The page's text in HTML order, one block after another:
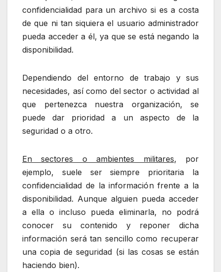
confidencialidad para un archivo si es a costa
de que ni tan siquiera el usuario administrador
pueda acceder a él, ya que se está negando la
disponibilidad.
Dependiendo del entorno de trabajo y sus
necesidades, así como del sector o actividad al
que pertenezca nuestra organización, se
puede dar prioridad a un aspecto de la
seguridad o a otro.
En sectores o ambientes militares, por
ejemplo, suele ser siempre prioritaria la
confidencialidad de la información frente a la
disponibilidad. Aunque alguien pueda acceder
a ella o incluso pueda eliminarla, no podrá
conocer su contenido y reponer dicha
información será tan sencillo como recuperar
una copia de seguridad (si las cosas se están
haciendo bien).